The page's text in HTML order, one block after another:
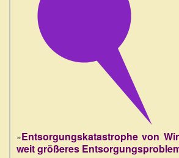
»Entsorgungskatastrophe von
weit größeres